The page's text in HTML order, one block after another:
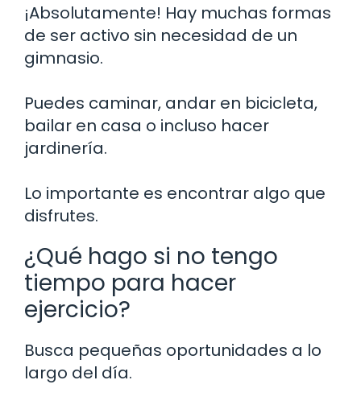
¡Absolutamente! Hay muchas formas
de ser activo sin necesidad de un
gimnasio.
Puedes caminar, andar en bicicleta,
bailar en casa o incluso hacer
jardinería.
Lo importante es encontrar algo que
disfrutes.
¿Qué hago si no tengo
tiempo para hacer
ejercicio?
Busca pequeñas oportunidades a lo
largo del día.